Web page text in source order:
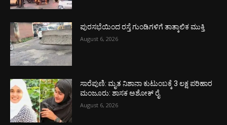
ಪುರಸಭೆಯಿಂದ ರಸ್ತೆ ಗುಂಡಿಗಳಿಗೆ ತಾತ್ಕಾಲಿಕ ಮುಕ್ತಿ
August 6, 2026
ಸಾರೆಪುಣಿ: ಮೃತ ನಿಶಾನಾ ಕುಟುಂಬಕ್ಕೆ 3 ಲಕ್ಷ ಪರಿಹಾರ
ಮಂಜೂರು: ಶಾಸಕ ಅಶೋಕ್ ರೈ
August 6, 2026